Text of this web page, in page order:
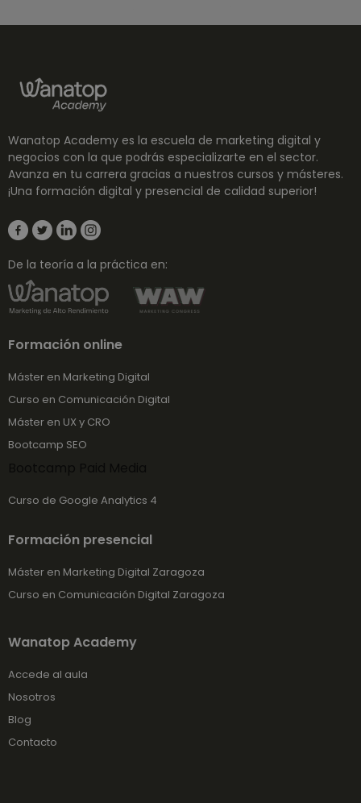
Wanatop Academy es la escuela de marketing digital y
negocios con la que podrás especializarte en el sector.
Avanza en tu carrera gracias a nuestros cursos y másteres.
¡Una formación digital y presencial de calidad superior!
De la teoría a la práctica en:
Formación online
Máster en Marketing Digital
Curso en Comunicación Digital
Máster en UX y CRO
Bootcamp SEO
Curso de Google Analytics 4
Formación presencial
Máster en Marketing Digital Zaragoza
Curso en Comunicación Digital Zaragoza
Wanatop Academy
Accede al aula
Nosotros
Blog
Contacto